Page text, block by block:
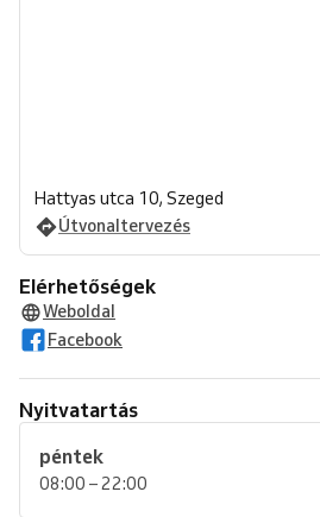
Hattyas utca 10, Szeged
Útvonaltervezés
Elérhetőségek
Weboldal
Facebook
Nyitvatartás
péntek
08:00 – 22:00